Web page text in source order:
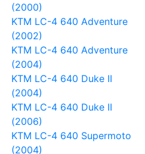
(2000)
KTM LC-4 640 Adventure
(2002)
KTM LC-4 640 Adventure
(2004)
KTM LC-4 640 Duke II
(2004)
KTM LC-4 640 Duke II
(2006)
KTM LC-4 640 Supermoto
(2004)